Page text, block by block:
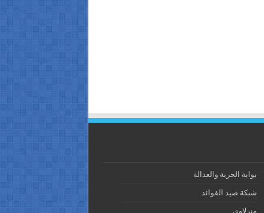
بوابة الحرية والعدالة
شبكة صيد الفوائد
منزلاوي